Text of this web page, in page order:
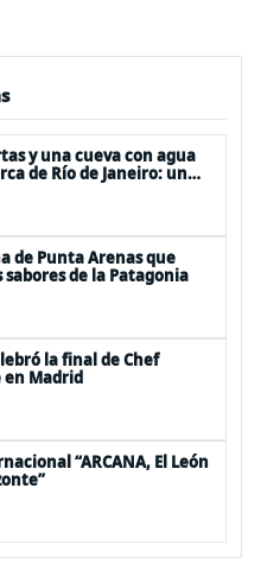
y una cueva con agua
de Río de Janeiro: un
por Angra dos Reis
de Punta Arenas que
de la Patagonia
la final de Chef
en Madrid
“ARCANA, El León